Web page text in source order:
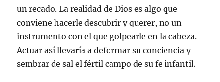
un recado. La realidad de Dios es algo que
conviene hacerle descubrir y querer, no un
instrumento con el que golpearle en la cabeza.
Actuar así llevaría a deformar su conciencia y
sembrar de sal el fértil campo de su fe infantil.